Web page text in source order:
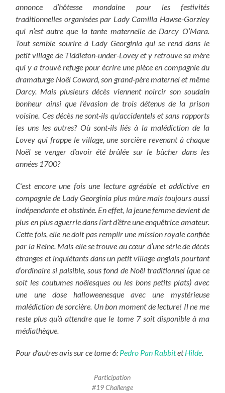
annonce d’hôtesse mondaine pour les festivités
traditionnelles organisées par Lady Camilla Hawse-Gorzley
qui n’est autre que la tante maternelle de Darcy O’Mara.
Tout semble sourire à Lady Georginia qui se rend dans le
petit village de Tiddleton-under-Lovey et y retrouve sa mère
qui y a trouvé refuge pour écrire une pièce en compagnie du
dramaturge Noël Coward, son grand-père maternel et même
Darcy. Mais plusieurs décès viennent noircir son soudain
bonheur ainsi que l’évasion de trois détenus de la prison
voisine. Ces décès ne sont-ils qu’accidentels et sans rapports
les uns les autres? Où sont-ils liés à la malédiction de la
Lovey qui frappe le village, une sorcière revenant à chaque
Noël se venger d’avoir été brûlée sur le bûcher dans les
années 1700?
C’est encore une fois une lecture agréable et addictive en
compagnie de Lady Georginia plus mûre mais toujours aussi
indépendante et obstinée. En effet, la jeune femme devient de
plus en plus aguerrie dans l’art d’être une enquêtrice amateur.
Cette fois, elle ne doit pas remplir une mission royale confiée
par la Reine. Mais elle se trouve au cœur d’une série de décès
étranges et inquiétants dans un petit village anglais pourtant
d’ordinaire si paisible,sous fond de Noël traditionnel (que ce
soit les coutumes noëlesques ou les bons petits plats) avec
une une dose halloweenesque avec une mystérieuse
malédiction de sorcière. Un bon moment de lecture! Il ne me
reste plus qu’à attendre que le tome 7 soit disponible à ma
médiathèque.
Pour d’autres avis sur ce tome 6: Pedro Pan RabbitetHilde.
Participation
#19 Challenge